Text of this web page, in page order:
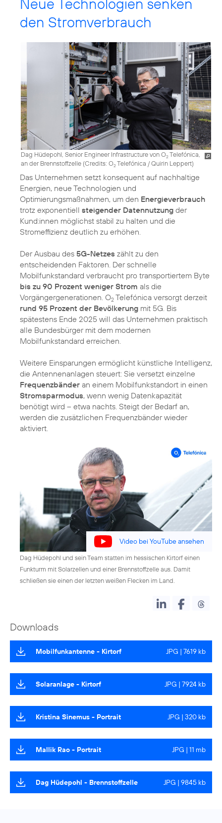
Neue Technologien senken
den Stromverbrauch
Dag Hüdepohl, Senior Engineer Infrastructure von O2Telefónica,
an der Brennstoffzelle (Credits: O2Telefónica / Quirin Leppert)
Das Unternehmen setzt konsequent auf nachhaltige
Energien, neue Technologien und
Optimierungsmaßnahmen, um den Energieverbrauch
trotz exponentiell steigender Datennutzung der
Kund:innen möglichst stabil zu halten und die
Stromeffizienz deutlich zu erhöhen.
Der Ausbau des 5G-Netzes zählt zu den
entscheidenden Faktoren. Der schnelle
Mobilfunkstandard verbraucht pro transportiertem Byte
bis zu 90 Prozent weniger Strom als die
Vorgängergenerationen. O2 Telefónica versorgt derzeit
rund 95 Prozent der Bevölkerung mit 5G. Bis
spätestens Ende 2025 will das Unternehmen praktisch
alle Bundesbürger mit dem modernen
Mobilfunkstandard erreichen.
Weitere Einsparungen ermöglicht künstliche Intelligenz,
die Antennenanlagen steuert: Sie versetzt einzelne
Frequenzbänder an einem Mobilfunkstandort in einen
Stromsparmodus, wenn wenig Datenkapazität
benötigt wird – etwa nachts. Steigt der Bedarf an,
werden die zusätzlichen Frequenzbänder wieder
aktiviert.
Video bei YouTube ansehen
Dag Hüdepohl und sein Team statten im hessischen Kirtorf einen
Funkturm mit Solarzellen und einer Brennstoffzelle aus. Damit
schließen sie einen der letzten weißen Flecken im Land.
Downloads
Mobilfunkantenne - Kirtorf JPG | 7619 kb
Solaranlage - Kirtorf JPG | 7924 kb
Kristina Sinemus - Portrait JPG | 320 kb
Mallik Rao - Portrait JPG | 11 mb
Dag Hüdepohl - Brennstoffzelle JPG | 9845 kb